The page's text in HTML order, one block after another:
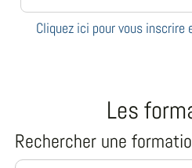
Cliquez ici pour vous inscrire
Les
Rechercher une